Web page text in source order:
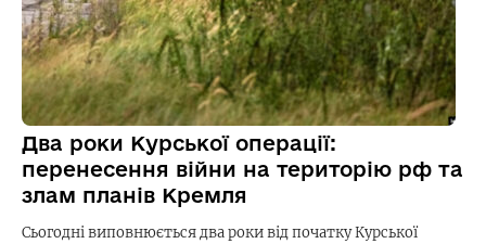
Два роки Курської операції:
перенесення війни на територію рф та
злам планів Кремля
Сьогодні виповнюється два роки від початку Курської